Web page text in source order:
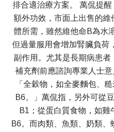
排合適治療方案。 萬侃提
額外功效，市面上出售的
體所需，雖然維他命B為水
但過量服用會增加腎臟負荷
副作用。尤其是長期病患
補充劑前應諮詢專業人士
「全穀物，如全麥麵包、
B6。」萬侃指，另外可從
B1；從蛋白質食物，如
B6。而肉類、魚類、奶類